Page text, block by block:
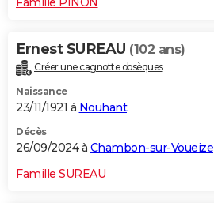
Ernest SUREAU (102 ans)
Créer une cagnotte obsèques
Naissance
23/11/1921 à Nouhant
Décès
26/09/2024 à Chambon-sur-Voueize
Famille SUREAU